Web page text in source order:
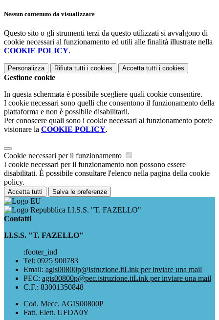
Nessun contenuto da visualizzare
Questo sito o gli strumenti terzi da questo utilizzati si avvalgono di
cookie necessari al funzionamento ed utili alle finalità illustrate nella
COOKIE POLICY.
Personalizza Rifiuta tutti i cookies Accetta tutti i cookies
Gestione cookie
In questa schermata è possibile scegliere quali cookie consentire.
I cookie necessari sono quelli che consentono il funzionamento della
piattaforma e non è possibile disabilitarli.
Per conoscere quali sono i cookie necessari al funzionamento potete
visionare la COOKIE POLICY.
Cookie necessari per il funzionamento
I cookie necessari per il funzionamento non possono essere
disabilitati. È possibile consultare l'elenco nella pagina della cookie
policy.
Accetta tutti Salva le preferenze
I.I.S.S. "T. FAZELLO"
Contatti
I.I.S.S. "T. FAZELLO"
:footer_ind
Tel: 0925 900783
Email: agis00800p@istruzione.itLink per inviare una mail
PEC: agis00800p@pec.istruzione.itLink per inviare una mail
C.F.: 83001350848
Cod. Mecc. AGIS00800P
Fatt. Elett. UFDA0Y